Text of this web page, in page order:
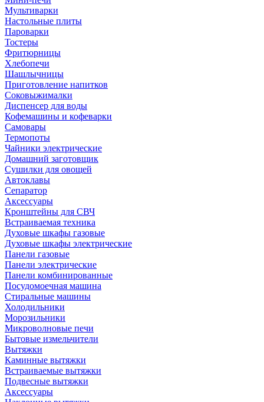
Мультиварки
Настольные плиты
Пароварки
Тостеры
Фритюрницы
Хлебопечи
Шашлычницы
Приготовление напитков
Соковыжималки
Диспенсер для воды
Кофемашины и кофеварки
Самовары
Термопоты
Чайники электрические
Домашний заготовщик
Сушилки для овощей
Автоклавы
Сепаратор
Аксессуары
Кронштейны для СВЧ
Встраиваемая техника
Духовые шкафы газовые
Духовые шкафы электрические
Панели газовые
Панели электрические
Панели комбинированные
Посудомоечная машина
Стиральные машины
Холодильники
Морозильники
Микроволновые печи
Бытовые измельчители
Вытяжки
Каминные вытяжки
Встраиваемые вытяжки
Подвесные вытяжки
Аксессуары